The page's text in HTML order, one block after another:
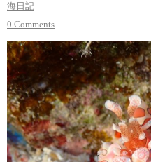
海日記
0 Comments